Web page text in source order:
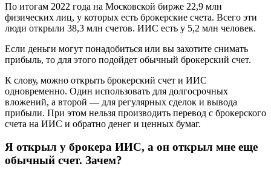
По итогам 2022 года на Московской бирже 22,9 млн
физических лиц, у которых есть брокерские счета. Всего эти
люди открыли 38,3 млн счетов. ИИС есть у 5,2 млн человек.
Если деньги могут понадобиться или вы захотите снимать
прибыль, то для этого подойдет обычный брокерский счет.
К слову, можно открыть брокерский счет и ИИС
одновременно. Один использовать для долгосрочных
вложений, а второй — для регулярных сделок и вывода
прибыли. При этом нельзя производить перевод с брокерского
счета на ИИС и обратно денег и ценных бумаг.
Я открыл у брокера ИИС, а он открыл мне еще
обычный счет. Зачем?